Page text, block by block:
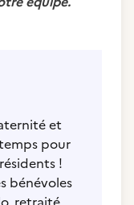
et
pour
!
bénévoles